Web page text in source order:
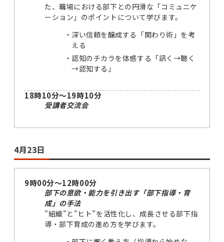
た、職場における部下との円滑な「コミュニケ
ーション」のポイントについて学びます。
深い信頼を醸成する「関わり術」を考
える
認知のチカラを体感する「訊く→聴く
→認知する」
18時10分～19時10分
受講者交流会
4月23日
9時00分～12時00分
部下の意欲・能力を引き出す「部下指導・育
成」の手法
”組織”と”ヒト”を活性化し、成長させる部下指
導・部下育成の進め方を学びます。